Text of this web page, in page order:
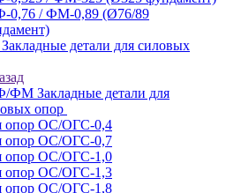
0,76 / ФМ-0,89 (Ø76/89
детали для силовых
ФМ Закладные детали для
опор
опор ОС/ОГС-0,4
опор ОС/ОГС-0,7
опор ОС/ОГС-1,0
опор ОС/ОГС-1,3
опор ОС/ОГС-1,8